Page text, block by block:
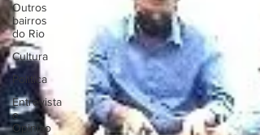
Outros
bairros
do Rio
Cultura
Politica
Entrevista
e
Opiniao